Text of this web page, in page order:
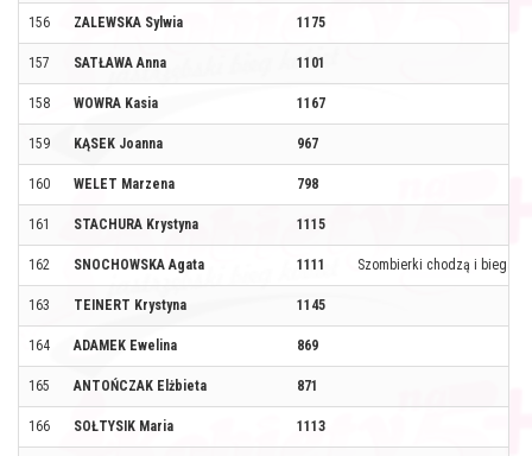
156 ZALEWSKA Sylwia 1175
157 SATŁAWA Anna 1101
158 WOWRA Kasia 1167
159 KĄSEK Joanna 967
160 WELET Marzena 798
161 STACHURA Krystyna 1115
162 SNOCHOWSKA Agata 1111 Szombierki chodzą i biegają
163 TEINERT Krystyna 1145
164 ADAMEK Ewelina 869
165 ANTOŃCZAK Elżbieta 871
166 SOŁTYSIK Maria 1113